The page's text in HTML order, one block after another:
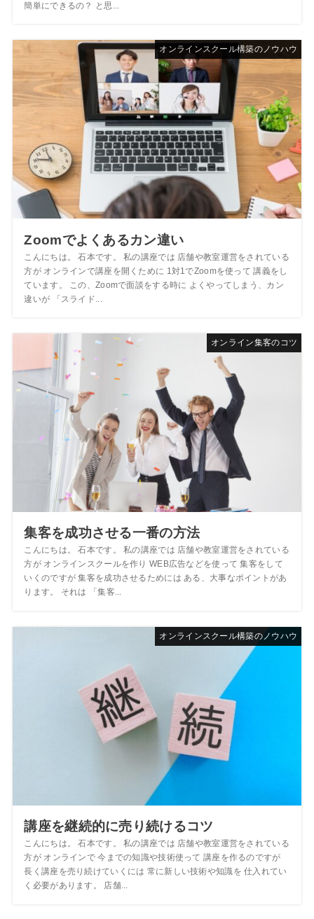
簡単にできるの？ と思...
オンラインスクール構築のノウハウ
Zoomでよくあるカン違い
こんにちは。 石本です。 私の講座では 店舗や教室運営をされている
方が オンラインで講座を開くために 1対1でZoomを使って 講義をし
ています。 この、Zoomで面談をする時に よくやってしまう、カン
違いが 「スライド...
オンライン集客のコツ
集客を成功させる一番の方法
こんにちは。 石本です。 私の講座では 店舗や教室運営をされている
方が オンラインスクールを作り WEB広告などを使って 集客をして
いくのですが 集客を成功させるためには ある、大事なポイントがあ
ります。 それは 「集客...
オンラインスクール構築のノウハウ
講座を継続的に売り続けるコツ
こんにちは。 石本です。 私の講座では 店舗や教室運営をされている
方が オンラインで 今までの知識や技術使って 講座を作るのですが
長く講座を売り続けていくには 常に新しい技術や知識を 仕入れてい
く必要があります。 店舗...